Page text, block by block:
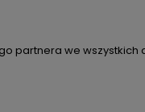
partnera we